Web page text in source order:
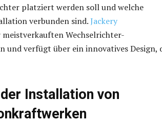
platziert werden soll und welche
verbunden sind.Jackery
Wechselrichter-
und verfügt über ein innovatives Design,
Installation von